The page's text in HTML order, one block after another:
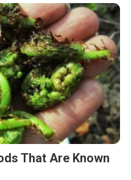
That Are Known